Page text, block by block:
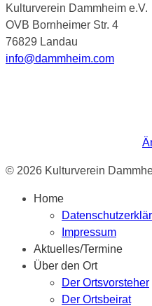
Kulturverein Dammheim e.V.
OVB Bornheimer Str. 4
76829 Landau
info@dammheim.com
© 2026 Kulturverein
Home
Impressum
Aktuelles/Termine
Über den Ort
Der Ortsvorsteher
Der Ortsbeirat